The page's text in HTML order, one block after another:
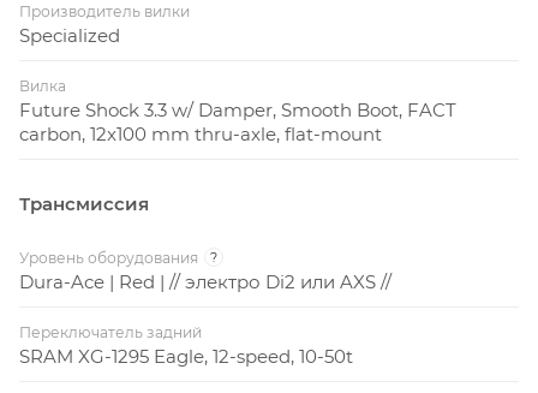
Производитель вилки
Specialized
Вилка
Future Shock 3.3 w/ Damper, Smooth Boot, FACT
carbon, 12x100 mm thru-axle, flat-mount
Трансмиссия
Уровень оборудования ?
Dura-Ace | Red | // электро Di2 или AXS //
Переключатель задний
SRAM XG-1295 Eagle, 12-speed, 10-50t